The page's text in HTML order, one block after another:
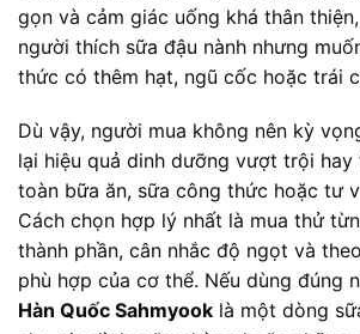
gọn và cảm giác uống khá thân
người thích sữa đậu nành nhưng
thức có thêm hạt, ngũ cốc hoặc trái
Dù vậy, người mua không nên kỳ
lại hiệu quả dinh dưỡng vượt trội hay
toàn bữa ăn, sữa công thức hoặc tư
Cách chọn hợp lý nhất là mua thử
thành phần, cân nhắc độ ngọt và
phù hợp của cơ thể. Nếu dùng đúng
Hàn Quốc Sahmyook là một dòng